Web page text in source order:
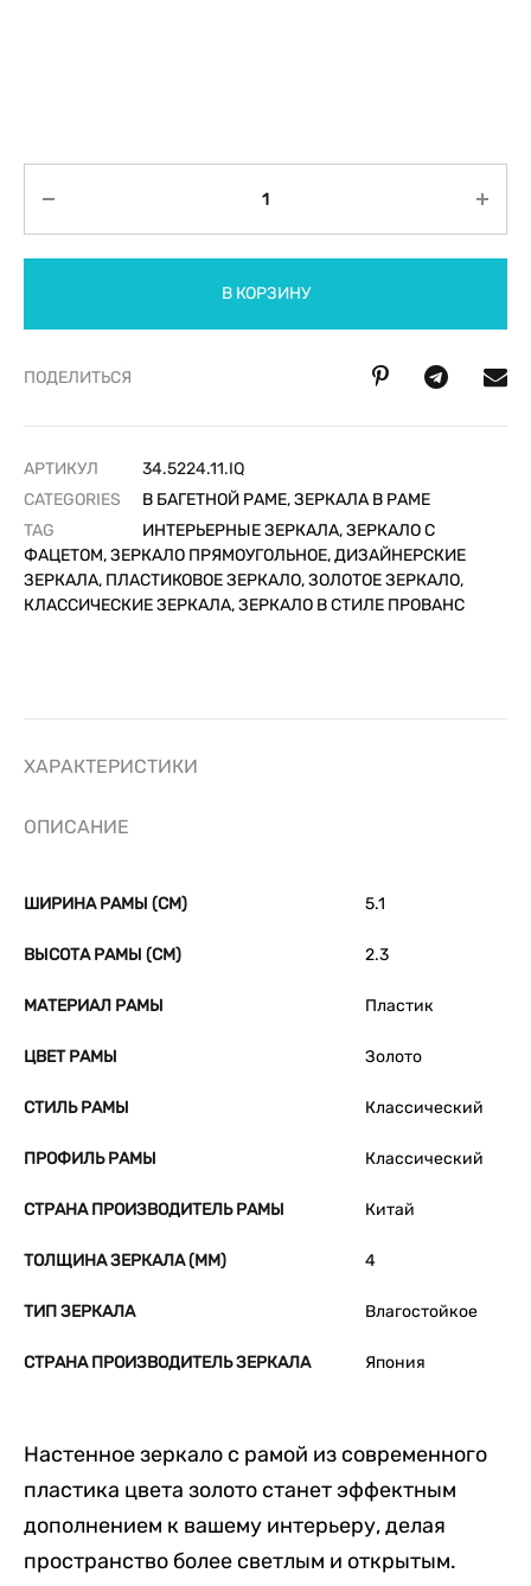
В КОРЗИНУ
ПОДЕЛИТЬСЯ
АРТИКУЛ
34.5224.11.IQ
CATEGORIES
В БАГЕТНОЙ РАМЕ,ЗЕРКАЛА В РАМЕ
TAG
ИНТЕРЬЕРНЫЕ ЗЕРКАЛА, ЗЕРКАЛО С
ФАЦЕТОМ, ЗЕРКАЛО ПРЯМОУГОЛЬНОЕ, ДИЗАЙНЕРСКИЕ
ЗЕРКАЛА, ПЛАСТИКОВОЕ ЗЕРКАЛО, ЗОЛОТОЕ ЗЕРКАЛО,
КЛАССИЧЕСКИЕ ЗЕРКАЛА, ЗЕРКАЛО В СТИЛЕ ПРОВАНС
ХАРАКТЕРИСТИКИ
ОПИСАНИЕ
ШИРИНА РАМЫ (СМ) 5.1
ВЫСОТА РАМЫ (СМ) 2.3
МАТЕРИАЛ РАМЫ Пластик
ЦВЕТ РАМЫ Золото
СТИЛЬ РАМЫ Классический
ПРОФИЛЬ РАМЫ Классический
СТРАНА ПРОИЗВОДИТЕЛЬ РАМЫ Китай
ТОЛЩИНА ЗЕРКАЛА (ММ) 4
ТИП ЗЕРКАЛА Влагостойкое
СТРАНА ПРОИЗВОДИТЕЛЬ ЗЕРКАЛА Япония
Настенное зеркало с рамой из современного
пластика цвета золото станет эффектным
дополнением к вашему интерьеру, делая
пространство более светлым и открытым.